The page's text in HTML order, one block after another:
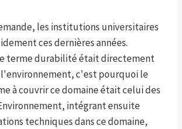
les institutions universitaires
ces dernières années.
terme durabilité était directement
l'environnement, c'est pourquoi le
à couvrir ce domaine était celui des
intégrant ensuite
techniques dans ce domaine,